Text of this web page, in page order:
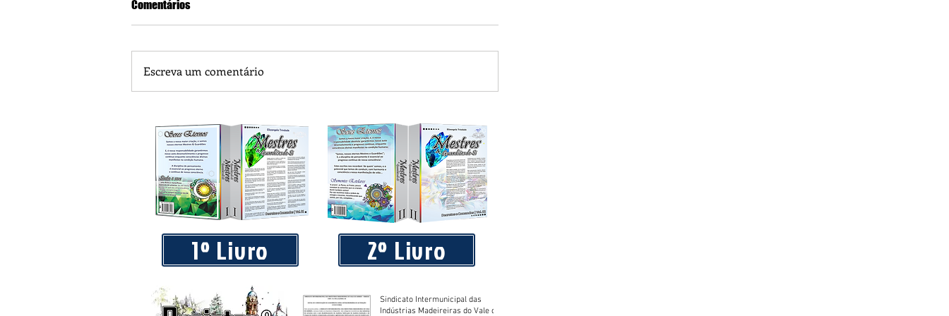
Piá Lava Jato, de Juara, torna público que requereu licença de
Instalação e Operação
Comentários
Escreva um comentário
1º Livro 2º Livro
Sindicato Intermunicipal das
Indústrias Madeireiras do Vale do